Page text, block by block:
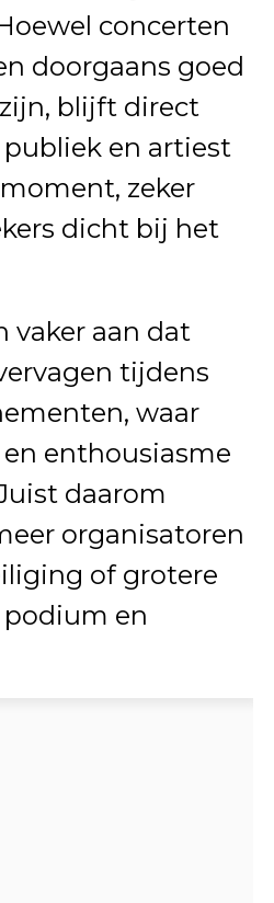
concerten
doorgaans goed
blijft direct
en artiest
zeker
dicht bij het
vaker aan dat
tijdens
waar
enthousiasme
daarom
organisatoren
of grotere
en